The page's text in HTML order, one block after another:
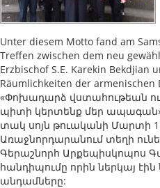
Unter diesem Motto fand am
Treffen zwischen dem neu
Erzbischof S.E. Karekin Bekdjian
Räumlichkeiten der armenischen
«Փոխադարձ վստահութեան
պիտի կերտենք մեր
տակ սոյն թուականի Մարտի
Առաջնորդարանում տեղի
Գերաշնորհ Արքեպիսկոպոս
հանդիպումը որին ներկայ
անդամները: